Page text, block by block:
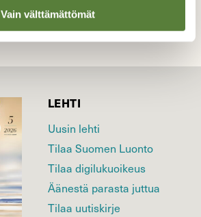
Vain välttämättömät
LEHTI
Uusin lehti
Tilaa Suomen Luonto
Tilaa digilukuoikeus
Äänestä parasta juttua
Tilaa uutiskirje